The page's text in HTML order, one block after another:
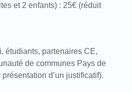
et 2 enfants) : 25€ (réduit
étudiants, partenaires CE,
de communes Pays de
d’un justificatif).